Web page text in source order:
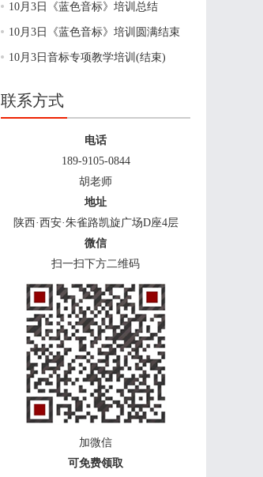
10月3日《蓝色音标》培训总结
10月3日《蓝色音标》培训圆满结束
10月3日音标专项教学培训(结束)
联系方式
电话
189-9105-0844
胡老师
地址
陕西·西安·朱雀路凯旋广场D座4层
微信
扫一扫下方二维码
加微信
可免费领取